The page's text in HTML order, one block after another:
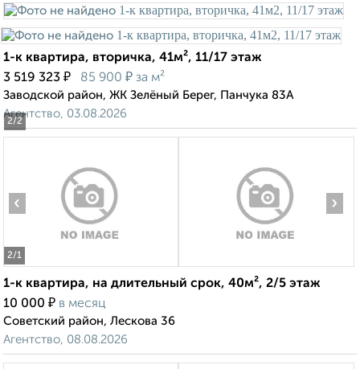
2/2
1-к квартира, вторичка, 41м², 11/17 этаж
3 519 323 ₽ 85 900 ₽ за м²
Заводской район, ЖК Зелёный Берег, Панчука 83А
Агентство, 03.08.2026
2/1
‹ ›
1-к квартира, на длительный срок, 40м², 2/5 этаж
10 000 ₽ в месяц
Советский район, Лескова 36
Агентство, 08.08.2026